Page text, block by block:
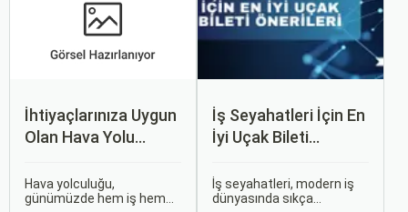
İhtiyaçlarınıza Uygun
Olan Hava Yolu
Seçersiniz?
Hava yolculuğu,
günümüzde hem iş hem
İş Seyahatleri İçin En
İyi Uçak Bileti
İş seyahatleri, modern iş
dünyasında sıkça